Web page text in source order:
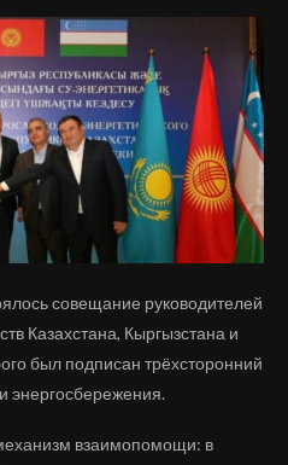
совещание руководителей
Казахстана, Кыргызстана и
был подписан трёхсторонний
энергосбережения.
взаимопомощи: в